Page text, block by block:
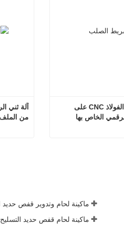
الخاص بها
ماكينة لحام قفص حديد